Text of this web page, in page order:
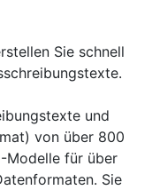
Sie schnell
und
von über 800
Modelle für über
Sie